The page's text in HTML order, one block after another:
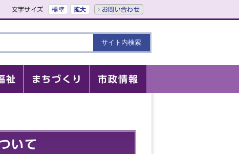
文字サイズ 標準 拡大 お問い合わせ
祉 まちづくり 市政情報
いて